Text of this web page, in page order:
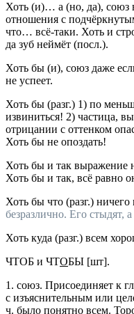
Хоть (и)… а (но, да), союз
отношения с
что… всё-таки. Хоть и
да зуб неймёт (посл.).
Хоть бы (и), союз даже
не успеет.
Хоть бы (разг.) 1) по
извиниться! 2) частица,
отрицании с оттенком
Хоть бы не опоздать!
Хоть бы и так выражение
Хоть бы и так, всё равно
Хоть бы что (разг.) ничего
безразлично. Его стыдят,
Хоть куда (разг.) всем
ЧТОБ и ЧТОБЫ [шт].
1. союз. Присоединяет к
с изъяснительным или
ч. было понятно всем.